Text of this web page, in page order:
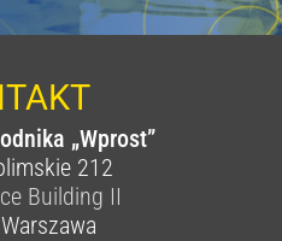
„Wprost”
212
Building II
Warszawa